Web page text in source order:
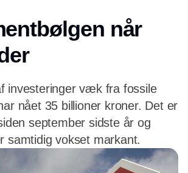
når
investeringer væk fra fossile
nået 35 billioner kroner. Det er
september sidste år og
samtidig vokset markant.